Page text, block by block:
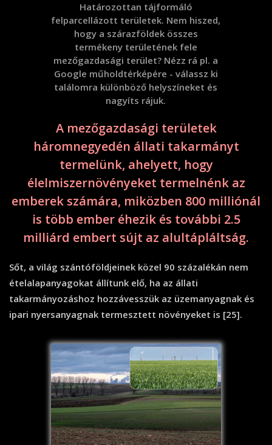
Határozottan tájformáló
felparcellázott területek. Nem hiszed,
hogy a szárazföldek összes
termékeny területének fele
mezőgazdasági terület? Nézz rá pl. a
Google műholdtérképére - válassz ki
találomra különböző helyszíneket és
nagyíts rájuk.
A mezőgazdasági területek
háromnegyedén állati takarmányt
termelünk, ahelyett, hogy
élelmiszernövényeket termelnénk az
emberek számára, miközben 800 milliónál
is több ember éhezik és további 2.5
milliárd embert sújt az alultápláltság.
Sőt, a világ szántóföldjeinek közel 90 százalékán nem
ételalapanyagokat állítunk elő, ha az állati
takarmányozáshoz hozzávesszük az üzemanyagnak és
ipari nyersanyagnak termesztett növényeket is [25].